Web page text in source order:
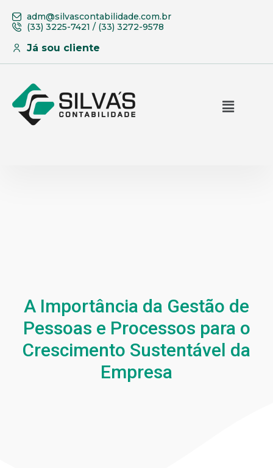
adm@silvascontabilidade.com.br
(33) 3225-7421 / (33) 3272-9578
Já sou cliente
A Importância da Gestão de
Pessoas e Processos para o
Crescimento Sustentável da
Empresa